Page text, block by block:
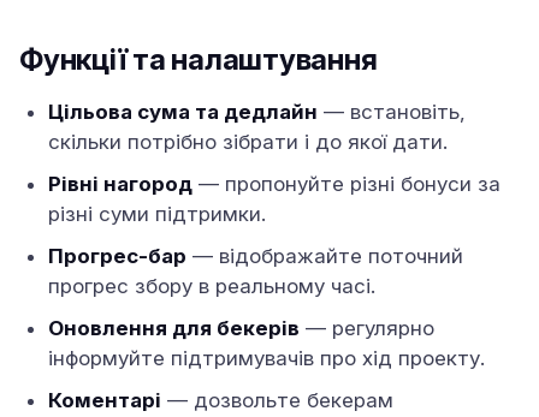
Функції та налаштування
Цільова сума та дедлайн — встановіть,
скільки потрібно зібрати і до якої дати.
Рівні нагород — пропонуйте різні бонуси за
різні суми підтримки.
Прогрес-бар — відображайте поточний
прогрес збору в реальному часі.
Оновлення для бекерів — регулярно
інформуйте підтримувачів про хід проекту.
Коментарі — дозвольте бекерам